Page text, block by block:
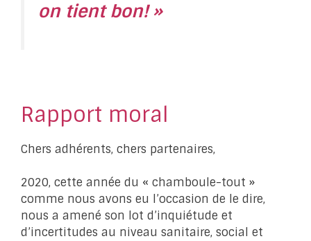
on tient bon! »
Rapport moral
Chers adhérents, chers partenaires,
2020, cette année du « chamboule-tout »
comme nous avons eu l’occasion de le dire,
nous a amené son lot d’inquiétude et
d’incertitudes au niveau sanitaire, social et